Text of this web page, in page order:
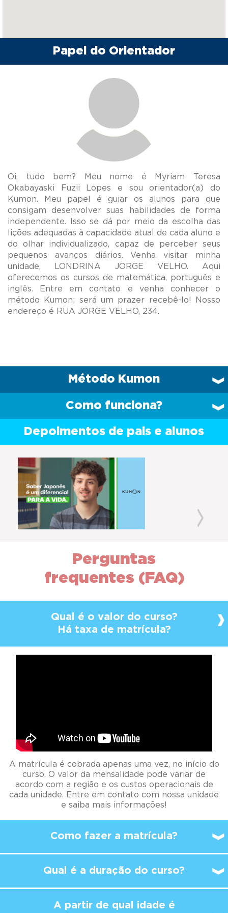
Papel do Orientador
Oi, tudo bem? Meu nome é Myriam Teresa
Okabayaski Fuzii Lopes e sou orientador(a) do
Kumon. Meu papel é guiar os alunos para que
consigam desenvolver suas habilidades de forma
independente. Isso se dá por meio da escolha das
lições adequadas à capacidade atual de cada aluno e
do olhar individualizado, capaz de perceber seus
pequenos avanços diários. Venha visitar minha
unidade, LONDRINA JORGE VELHO. Aqui
oferecemos os cursos de matemática, português e
inglês. Entre em contato e venha conhecer o
método Kumon; será um prazer recebê-lo! Nosso
Método Kumon
Como funciona?
Depoimentos de pais e alunos
Previous
Perguntas
frequentes (FAQ)
Qual é o valor do curso?
Há taxa de matrícula?
A matrícula é cobrada apenas uma vez, no início do
curso. O valor da mensalidade pode variar de
acordo com a região e os custos operacionais de
cada unidade. Entre em contato com nossa unidade
e saiba mais informações!
Como fazer a matrícula?
Qual é a duração do curso?
A partir de qual idade é